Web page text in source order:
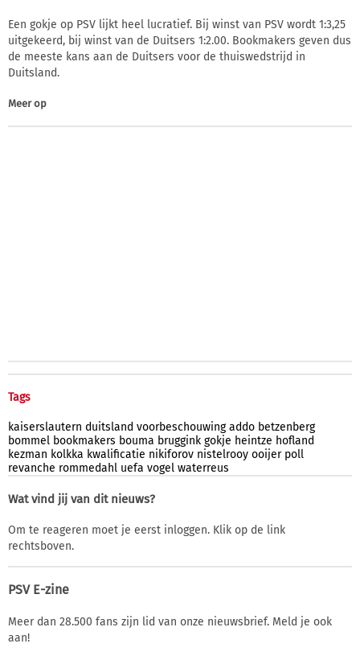
Een gokje op PSV lijkt heel lucratief. Bij winst van PSV wordt 1:3,25
uitgekeerd, bij winst van de Duitsers 1:2.00. Bookmakers geven dus
de meeste kans aan de Duitsers voor de thuiswedstrijd in
Duitsland.
Meer op
Tags
kaiserslautern duitsland voorbeschouwing addo betzenberg
bommel bookmakers bouma bruggink gokje heintze hofland
kezman kolkka kwalificatie nikiforov nistelrooy ooijer poll
revanche rommedahl uefa vogel waterreus
Wat vind jij van dit nieuws?
Om te reageren moet je eerst inloggen. Klik op de link
rechtsboven.
PSV E-zine
Meer dan 28.500 fans zijn lid van onze nieuwsbrief. Meld je ook
aan!